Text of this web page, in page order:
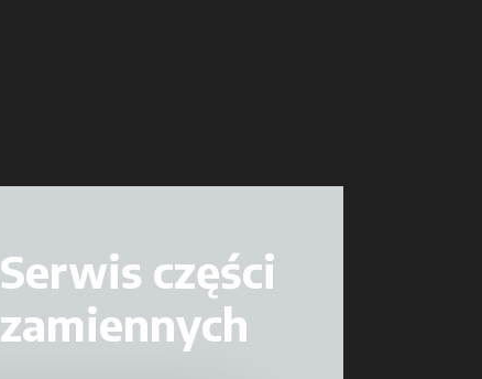
Serwis części
zamiennych